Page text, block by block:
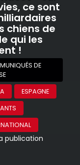
ce sont
chiens de
qui les
!
DE
ESPAGNE
publication